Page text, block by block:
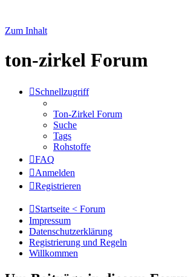
Zum Inhalt
ton-zirkel Forum
Schnellzugriff
Ton-Zirkel Forum
Suche
Tags
Rohstoffe
FAQ
Anmelden
Registrieren
Startseite < Forum
Impressum
Datenschutzerklärung
Registrierung und Regeln
Willkommen